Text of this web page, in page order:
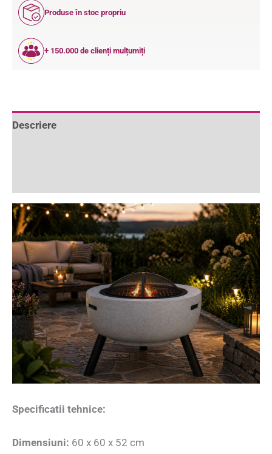
Produse în stoc propriu
+ 150.000 de clienți mulțumiți
Descriere
Specificatii tehnice:
Dimensiuni: 60 x 60 x 52 cm